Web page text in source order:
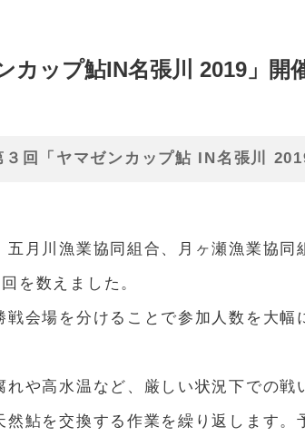
カップ鮎IN名張川 2019」開
回「ヤマゼンカップ鮎 IN名張川
五月川漁業協同組合、月ヶ瀬漁業協
を数えました。
戦会場を分けることで参加人数を大幅
れや高水温など、厳しい状況下での戦
然鮎を交換する作業を繰り返します。